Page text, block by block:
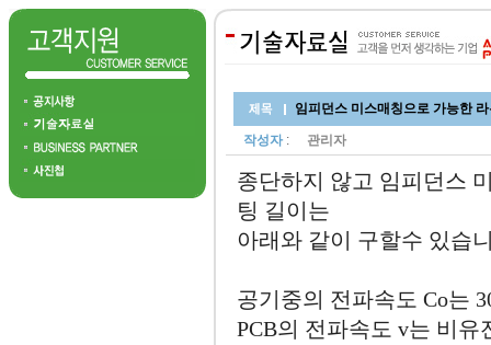
임피던스 미스매칭으로 가능한
작성자 : 관리자
종단하지 않고 임피던스
팅 길이는
아래와 같이 구할수 있습
공기중의 전파속도 Co는
PCB의 전파속도 v는 비유